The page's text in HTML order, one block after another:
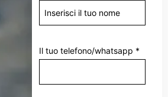
Il tuo telefono/whatsapp *